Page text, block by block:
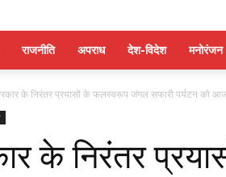
राजनीति अपराध देश-विदेश मनोरंजन
के निरंतर प्रयासों के फलस्वरूप जंगल सफारी पर्यटन को
के निरंतर